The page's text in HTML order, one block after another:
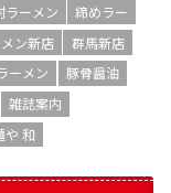
ラーメン
締めラー
ン新店
群馬新店
ーメン
豚骨醤油
雑誌案内
や 和